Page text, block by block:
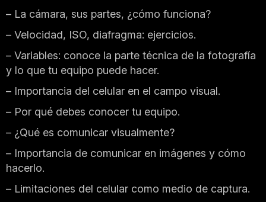
– La cámara, sus partes, ¿cómo funciona?
– Velocidad, ISO, diafragma: ejercicios.
– Variables: conoce la parte técnica de la fotografía
y lo que tu equipo puede hacer.
– Importancia del celular en el campo visual.
– Por qué debes conocer tu equipo.
– ¿Qué es comunicar visualmente?
– Importancia de comunicar en imágenes y cómo
hacerlo.
– Limitaciones del celular como medio de captura.